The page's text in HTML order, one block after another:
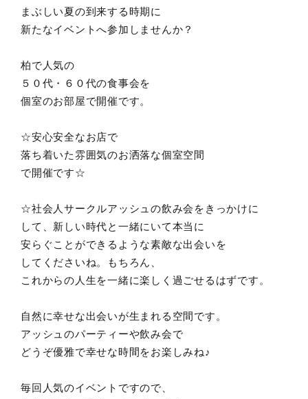
まぶしい夏の到来する時期に
新たなイベントへ参加しませんか？
柏で人気の
５０代・６０代の食事会を
個室のお部屋で開催です。
☆安心安全なお店で
落ち着いた雰囲気のお洒落な個室空間
で開催です☆
☆社会人サークルアッシュの飲み会をきっかけに
して、新しい時代と一緒にいて本当に
安らぐことができるような素敵な出会いを
してくださいね。もちろん、
これからの人生を一緒に楽しく過ごせるはずです。
自然に幸せな出会いが生まれる空間です。
アッシュのパーティーや飲み会で
どうぞ優雅で幸せな時間をお楽しみね♪
毎回人気のイベントですので、